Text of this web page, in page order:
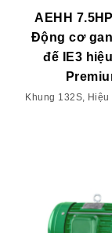
AEHH
Động cơ
đế IE3
Khung 132S,